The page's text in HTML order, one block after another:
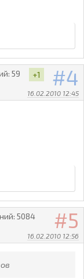
4
16.02.2010 12:45
59 +1
5
16.02.2010 12:56
5084